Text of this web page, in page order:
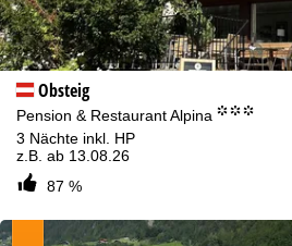
Obsteig
Pension & Restaurant Alpina °°°
3 Nächte inkl. HP
z.B. ab 13.08.26
87 %